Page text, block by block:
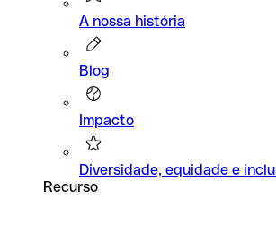
A nossa história
Blog
Impacto
Diversidade, equidade e
Recurso